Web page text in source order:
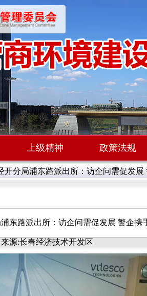
上级精神 政策法规
开分局浦东路派出所：访企问需促发展
浦东路派出所：访企问需促发展 警企携
来源:长春经济技术开发区